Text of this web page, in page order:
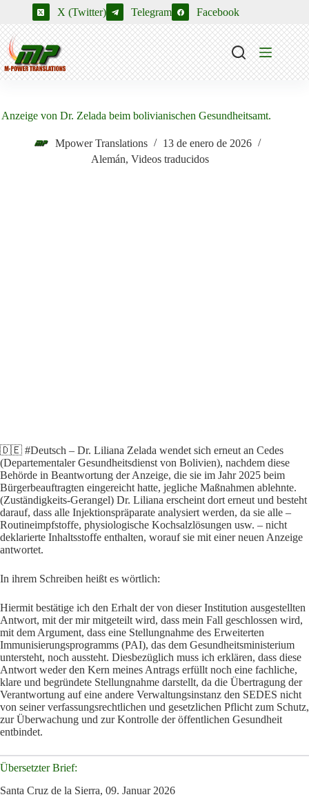
contenido
X (Twitter) Telegram Facebook
Anzeige von Dr. Zelada beim bolivianischen Gesundheitsamt.
Mpower Translations
13 de enero de 2026
Alemán, Videos traducidos
🇩🇪 #Deutsch – Dr. Liliana Zelada wendet sich erneut an Cedes
(Departementaler Gesundheitsdienst von Bolivien), nachdem diese
Behörde in Beantwortung der Anzeige, die sie im Jahr 2025 beim
Bürgerbeauftragten eingereicht hatte, jegliche Maßnahmen ablehnte.
(Zuständigkeits-Gerangel) Dr. Liliana erscheint dort erneut und besteht
darauf, dass alle Injektionspräparate analysiert werden, da sie alle –
Routineimpfstoffe, physiologische Kochsalzlösungen usw. – nicht
deklarierte Inhaltsstoffe enthalten, worauf sie mit einer neuen Anzeige
antwortet.
In ihrem Schreiben heißt es wörtlich:
Hiermit bestätige ich den Erhalt der von dieser Institution ausgestellten
Antwort, mit der mir mitgeteilt wird, dass mein Fall geschlossen wird,
mit dem Argument, dass eine Stellungnahme des Erweiterten
Immunisierungsprogramms (PAI), das dem Gesundheitsministerium
untersteht, noch aussteht. Diesbezüglich muss ich erklären, dass diese
Antwort weder den Kern meines Antrags erfüllt noch eine fachliche,
klare und begründete Stellungnahme darstellt, da die Übertragung der
Verantwortung auf eine andere Verwaltungsinstanz den SEDES nicht
von seiner verfassungsrechtlichen und gesetzlichen Pflicht zum Schutz,
zur Überwachung und zur Kontrolle der öffentlichen Gesundheit
entbindet.
Übersetzter Brief:
Santa Cruz de la Sierra, 09. Januar 2026